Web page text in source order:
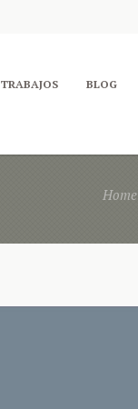
TRABAJOS BLOG
Home